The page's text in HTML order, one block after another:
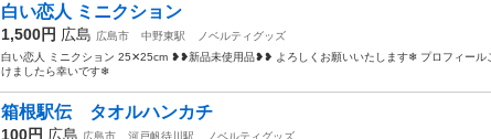
白い恋人 ミニクション
1,500円 広島 広島市 中野東駅
ノベルティグッズ
白い恋人 ミニクション 25✕25cm ❥❥新品未使用品❥❥ よろしくお願いいたします❄ プロフィール
けましたら幸いです❄
箱根駅伝 タオルハンカチ
100円 広島 広島市 河戸帆待川駅
ノベルティグッズ